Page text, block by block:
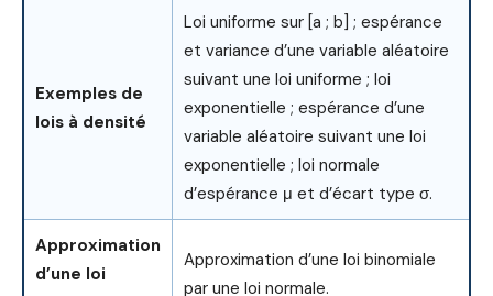
Exemples de
lois à densité
Loi uniforme sur [a ; b] ; espérance
et variance d’une variable aléatoire
suivant une loi uniforme ; loi
exponentielle ; espérance d’une
variable aléatoire suivant une loi
exponentielle ; loi normale
d’espérance μ et d’écart type σ.
Approximation
d’une loi
Approximation d’une loi binomiale
par une loi normale.